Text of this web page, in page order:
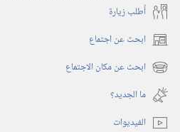
أُطلب زيارة
ابحث عن اجتماع (يفتح
نافذة ابحث عن مكان الاجتماع (يفتح
نافذة
جديدة)
ما الجديد؟‏
الفيديوات